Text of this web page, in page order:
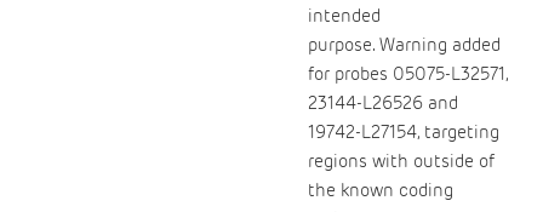
intended
purpose. Warning added
for probes 05075-L32571,
23144-L26526 and
19742-L27154, targeting
regions with outside of
the known coding